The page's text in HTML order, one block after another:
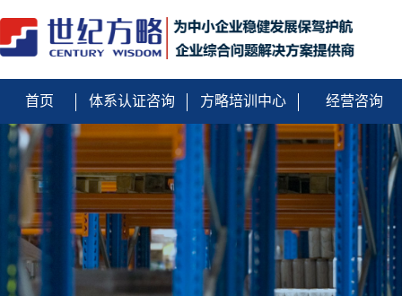
首页 体系认证咨询 方略培训中心 经营咨询